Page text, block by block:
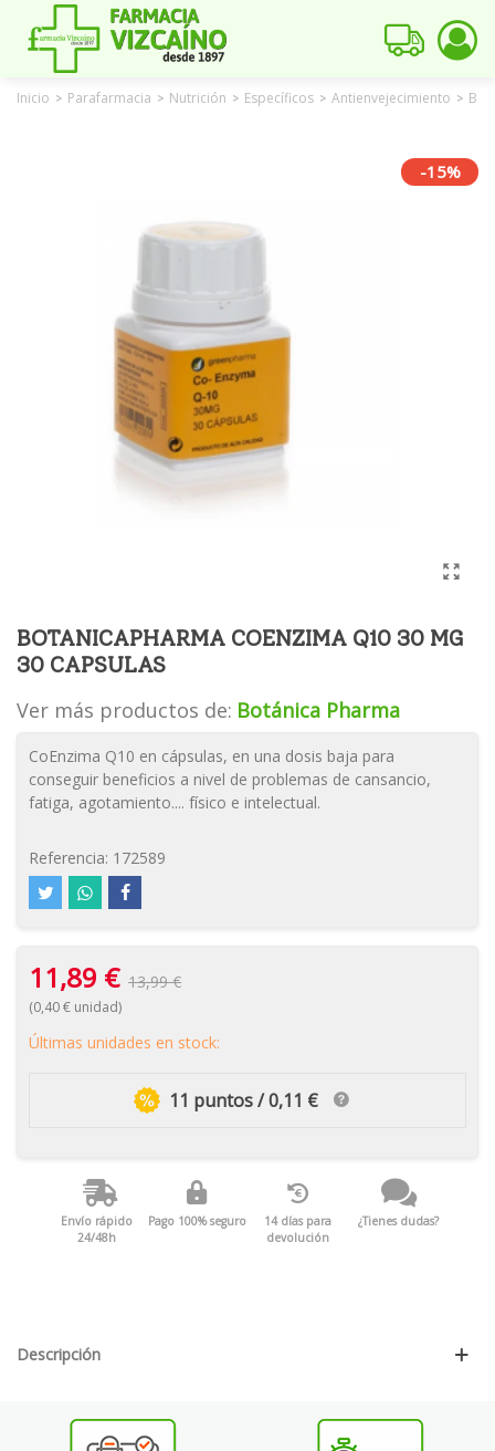
Inicio > Parafarmacia > Nutrición > Específicos > Antienvejecimiento >
-15%
BOTANICAPHARMA COENZIMA Q10 30 MG
30 CAPSULAS
Ver más productos de: Botánica Pharma
CoEnzima Q10 en cápsulas, en una dosis baja para
conseguir beneficios a nivel de problemas de cansancio,
fatiga, agotamiento.... físico e intelectual.
Referencia: 172589
11,89 € 13,99 €
(0,40 € unidad)
Últimas unidades en stock:
11 puntos / 0,11 €
Envío rápido
24/48h
Pago 100% seguro
14 días para
devolución
¿Tienes dudas?
Descripción